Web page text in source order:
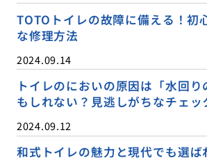
TOTOトイレの故障に備える！初
な修理方法
2024.09.14
トイレのにおいの原因は「水回
もしれない？見逃しがちなチェッ
2024.09.12
和式トイレの魅力と現代でも選ば